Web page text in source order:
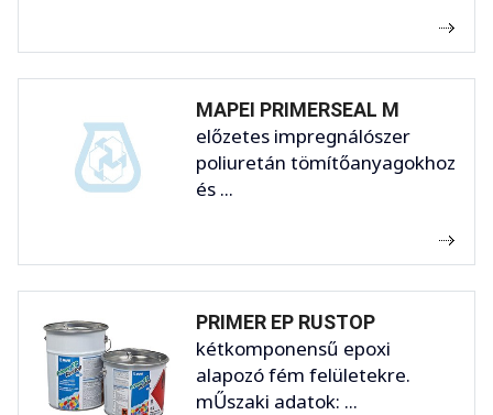
MAPEI PRIMERSEAL M
előzetes impregnálószer
poliuretán tömítőanyagokhoz
és ...
PRIMER EP RUSTOP
kétkomponensű epoxi
alapozó fém felületekre.
mŰszaki adatok: ...